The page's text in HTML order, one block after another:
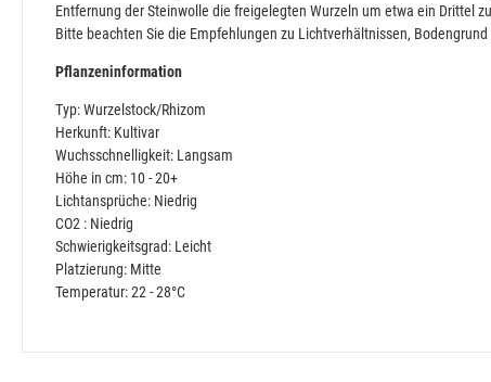
Entfernung der Steinwolle die freigelegten Wurzeln um etwa ein Drittel
Bitte beachten Sie die Empfehlungen zu Lichtverhältnissen,
Pflanzeninformation
Typ: Wurzelstock/Rhizom
Herkunft: Kultivar
Wuchsschnelligkeit: Langsam
Höhe in cm: 10 - 20+
Lichtansprüche: Niedrig
CO2 : Niedrig
Schwierigkeitsgrad: Leicht
Platzierung: Mitte
Temperatur: 22 - 28°C